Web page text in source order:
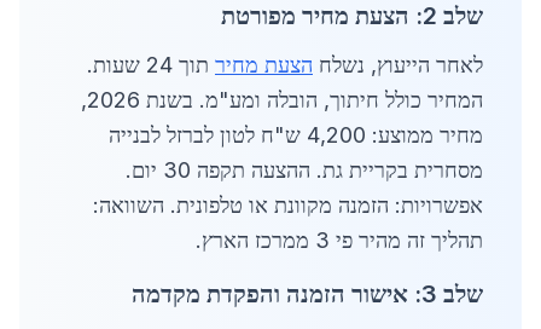
שלב 2: הצעת מחיר מפורטת
לאחר הייעוץ, נשלח הצעת מחיר
תוך 24 שעות.
המחיר כולל חיתוך, הובלה ומע"מ. בשנת 2026,
מחיר ממוצע: 4,200 ש"ח לטון לברזל לבנייה
מסחרית בקריית גת. ההצעה תקפה 30 יום.
אפשרויות: הזמנה מקוונת או טלפונית. השוואה:
תהליך זה מהיר פי 3 ממרכז הארץ.
שלב 3: אישור הזמנה והפקדת מקדמה